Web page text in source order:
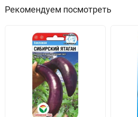
Рекомендуем посмотреть